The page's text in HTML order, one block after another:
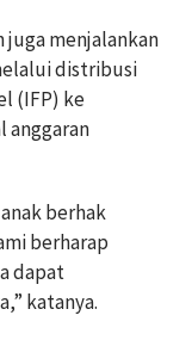
juga menjalankan
distribusi
(IFP) ke
anggaran
berhak
berharap
dapat
katanya.